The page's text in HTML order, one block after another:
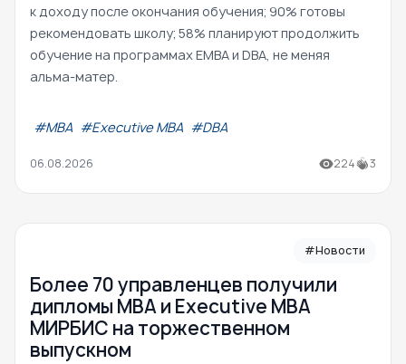
к доходу после окончания обучения; 90% готовы
рекомендовать школу; 58% планируют продолжить
обучение на программах EMBA и DBA, не меняя
альма-матер.
#МВА #Executive MBA #DBA
06.08.2026 224 3
#Новости
Более 70 управленцев получили
дипломы MBA и Executive MBA
МИРБИС на торжественном
выпускном